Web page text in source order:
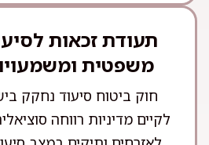
תעודת זכאות
משפטית
חוק ביטוח סיעוד נחקק
לקיים מדיניות רווחה